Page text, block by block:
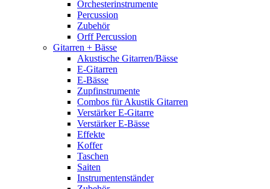
Orchesterinstrumente
Percussion
Zubehör
Orff Percussion
Gitarren + Bässe
Akustische Gitarren/Bässe
E-Gitarren
E-Bässe
Zupfinstrumente
Combos für Akustik Gitarren
Verstärker E-Gitarre
Verstärker E-Bässe
Effekte
Koffer
Taschen
Saiten
Instrumentenständer